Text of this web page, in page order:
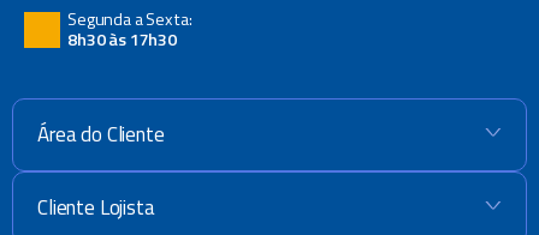
Segunda a Sexta:
8h30 às 17h30
Área do Cliente +
Cliente Lojista +